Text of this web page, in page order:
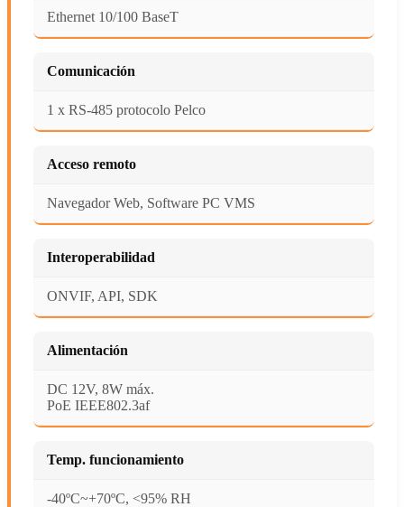
Ethernet 10/100 BaseT
Comunicación
1 x RS-485 protocolo Pelco
Acceso remoto
Navegador Web, Software PC VMS
Interoperabilidad
ONVIF, API, SDK
Alimentación
DC 12V, 8W máx.
PoE IEEE802.3af
Temp. funcionamiento
-40ºC~+70ºC, <95% RH